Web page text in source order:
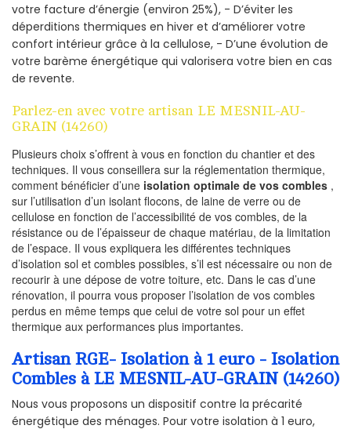
votre facture d’énergie (environ 25%), - D’éviter les
déperditions thermiques en hiver et d’améliorer votre
confort intérieur grâce à la cellulose, - D’une évolution de
votre barème énergétique qui valorisera votre bien en cas
de revente.
Parlez-en avec votre artisan LE MESNIL-AU-
GRAIN (14260)
Plusieurs choix s’offrent à vous en fonction du chantier et des
techniques. Il vous conseillera sur la réglementation thermique,
comment bénéficier d’une isolation optimale de vos combles ,
sur l’utilisation d’un isolant flocons, de laine de verre ou de
cellulose en fonction de l’accessibilité de vos combles, de la
résistance ou de l’épaisseur de chaque matériau, de la limitation
de l’espace. Il vous expliquera les différentes techniques
d’isolation sol et combles possibles, s’il est nécessaire ou non de
recourir à une dépose de votre toiture, etc. Dans le cas d’une
rénovation, il pourra vous proposer l’isolation de vos combles
perdus en même temps que celui de votre sol pour un effet
thermique aux performances plus importantes.
Artisan RGE- Isolation à 1 euro - Isolation
Combles à LE MESNIL-AU-GRAIN (14260)
Nous vous proposons un dispositif contre la précarité
énergétique des ménages. Pour votre isolation à 1 euro,